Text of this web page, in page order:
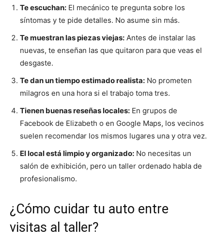
Te escuchan: El mecánico te pregunta sobre los
síntomas y te pide detalles. No asume sin más.
Te muestran las piezas viejas: Antes de instalar las
nuevas, te enseñan las que quitaron para que veas el
desgaste.
Te dan un tiempo estimado realista: No prometen
milagros en una hora si el trabajo toma tres.
Tienen buenas reseñas locales: En grupos de
Facebook de Elizabeth o en Google Maps, los vecinos
suelen recomendar los mismos lugares una y otra vez.
El local está limpio y organizado: No necesitas un
salón de exhibición, pero un taller ordenado habla de
profesionalismo.
¿Cómo cuidar tu auto entre
visitas al taller?